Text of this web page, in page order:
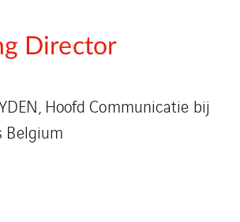
Director
Hoofd Communicatie bij
Belgium